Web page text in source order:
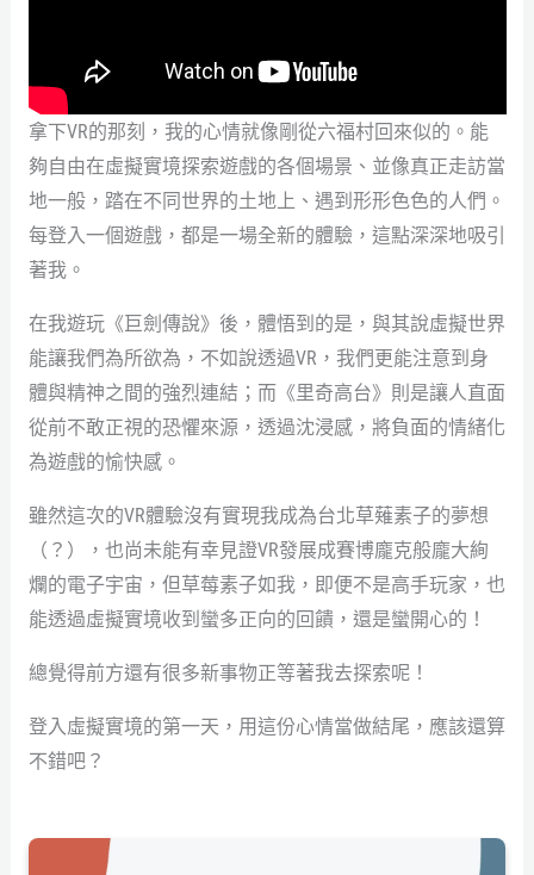
拿下VR的那刻，我的心情就像剛從六福村回來似的。能
夠自由在虛擬實境探索遊戲的各個場景、並像真正走訪當
地一般，踏在不同世界的土地上、遇到形形色色的人們。
每登入一個遊戲，都是一場全新的體驗，這點深深地吸引
著我。
在我遊玩《巨劍傳說》後，體悟到的是，與其說虛擬世界
能讓我們為所欲為，不如說透過VR，我們更能注意到身
體與精神之間的強烈連結；而《里奇高台》則是讓人直面
從前不敢正視的恐懼來源，透過沈浸感，將負面的情緒化
為遊戲的愉快感。
雖然這次的VR體驗沒有實現我成為台北草薙素子的夢想
（？），也尚未能有幸見證VR發展成賽博龐克般龐大絢
爛的電子宇宙，但草莓素子如我，即便不是高手玩家，也
能透過虛擬實境收到蠻多正向的回饋，還是蠻開心的！
總覺得前方還有很多新事物正等著我去探索呢！
登入虛擬實境的第一天，用這份心情當做結尾，應該還算
不錯吧？